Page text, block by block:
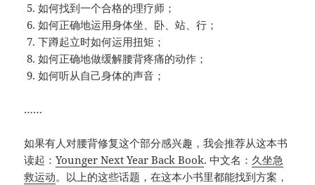
如何找到一个合格的理疗师；
如何正确地运用身体坐、卧、站、行；
下蹲起立时如何运用扭矩；
如何正确地做缓解腰背疼痛的动作；
如何听从自己身体的声音；
……
如果有人对腰背修复这个部分感兴趣，我会推荐从这本书
读起：Younger Next Year Back Book. 中文名： 久坐急
救运动。以上的这些话题，在这本小书里都能找到方案，